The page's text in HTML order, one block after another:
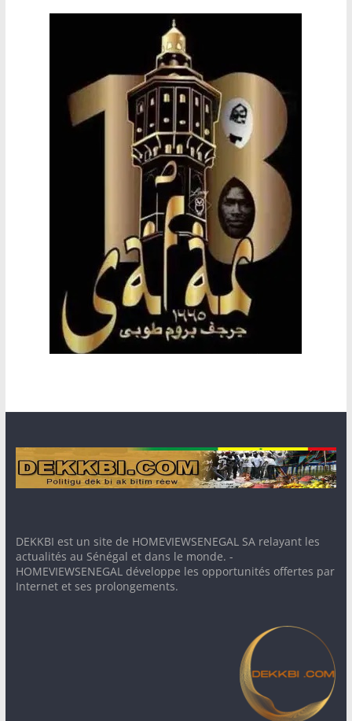
DEKKBI est un site de HOMEVIEWSENEGAL SA relayant les
actualités au Sénégal et dans le monde. -
HOMEVIEWSENEGAL développe les opportunités offertes par
Internet et ses prolongements.